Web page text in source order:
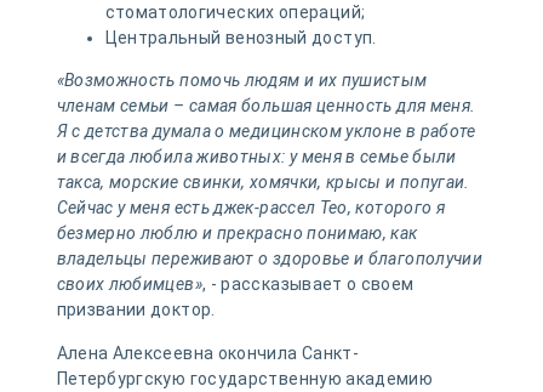
стоматологических операций;
Центральный венозный доступ.
«Возможность помочь людям и их пушистым
членам семьи – самая большая ценность для меня.
Я с детства думала о медицинском уклоне в работе
и всегда любила животных: у меня в семье были
такса, морские свинки, хомячки, крысы и попугаи.
Сейчас у меня есть джек-рассел Тео, которого я
безмерно люблю и прекрасно понимаю, как
владельцы переживают о здоровье и благополучии
своих любимцев», - рассказывает о своем
призвании доктор.
Алена Алексеевна окончила Санкт-
Петербургскую государственную академию